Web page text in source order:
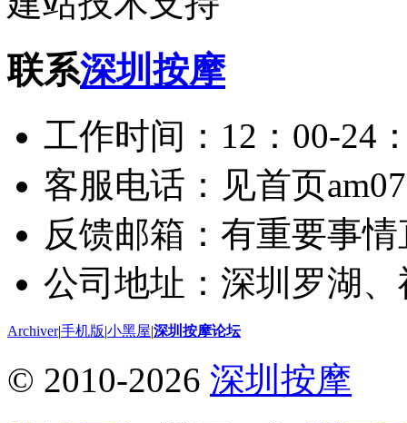
联系深圳按摩
工作时间：12：00-24
客服电话：见首页
反馈邮箱：有重要事
公司地址：深圳罗湖
Archiver|手机版|小黑屋|深圳按摩论坛
© 2010-2026 深圳按摩